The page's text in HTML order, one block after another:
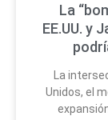
La
EE.UU. y
La
Unidos, el